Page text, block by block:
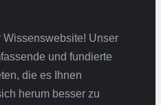
Wissenswebsite! Unser
und fundierte
die es Ihnen
herum besser zu